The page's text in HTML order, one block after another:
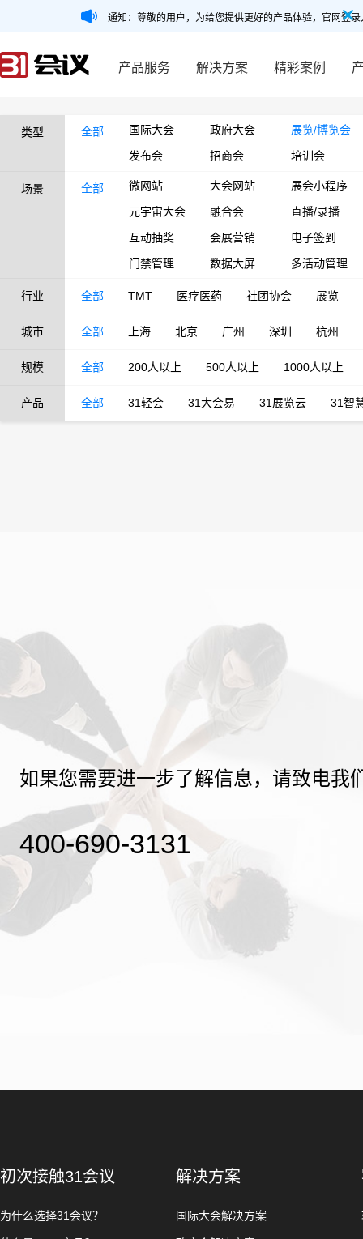
通知：尊敬的用户，为给您提供更好的产品体验，官网登
产品服务 解决方案 精彩案例
类型 全部 国际大会 政府大会
展览/博览会
发布会
招商会 培训会
场景 全部 微网站 大会网站
展会小程序
元宇宙大会
融合会
直播/录播
互动抽奖
会展营销
电子签到
门禁管理
数据大屏 多活动管理
行业 全部 TMT 医疗医药 社团协会 展览
城市 全部 上海 北京 广州 深圳 杭州
规模 全部 200人以上 500人以上 1000人以上
产品 全部 31轻会 31大会易 31展览云 31智
如果您需要进一步了解信息，请致电我
400-690-3131
初次接触31会议
为什么选择31会议？
解决方案
国际大会解决方案